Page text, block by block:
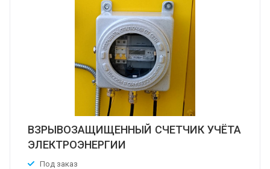
ВЗРЫВОЗАЩИЩЕННЫЙ СЧЕТЧИК УЧЁТА
ЭЛЕКТРОЭНЕРГИИ
Под заказ